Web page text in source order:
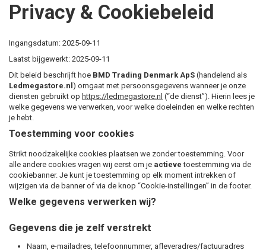
Privacy & Cookiebeleid
Ingangsdatum: 2025-09-11
Laatst bijgewerkt: 2025-09-11
Dit beleid beschrijft hoe BMD Trading Denmark ApS (handelend als
Ledmegastore.nl ) omgaat met persoonsgegevens wanneer je onze
diensten gebruikt op https://ledmegastore.nl (“de dienst”). Hierin lees je
welke gegevens we verwerken, voor welke doeleinden en welke rechten
je hebt.
Toestemming voor cookies
Strikt noodzakelijke cookies plaatsen we zonder toestemming. Voor
alle andere cookies vragen wij eerst om je actieve toestemming via de
cookiebanner. Je kunt je toestemming op elk moment intrekken of
wijzigen via de banner of via de knop “Cookie-instellingen” in de footer.
Welke gegevens verwerken wij?
Gegevens die je zelf verstrekt
Naam, e-mailadres, telefoonnummer, afleveradres/factuuradres